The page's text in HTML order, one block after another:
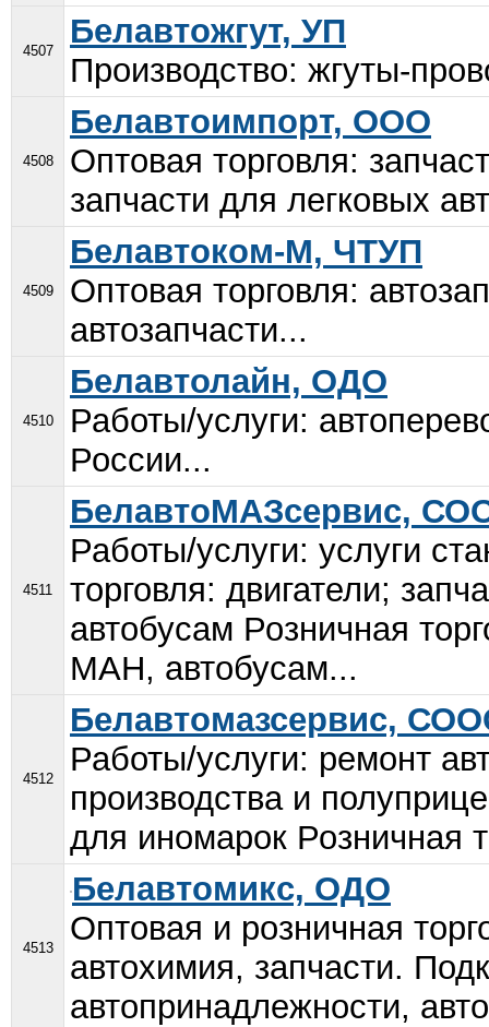
4507
Белавтожгут, УП
Производство: жгуты-
4508
Белавтоимпорт, ООО
Оптовая торговля:
запчасти для легковых
4509
Белавтоком-М, ЧТУП
Оптовая торговля:
автозапчасти...
4510
Белавтолайн, ОДО
Работы/услуги:
России...
4511
БелавтоМАЗсервис,
Работы/услуги: услуги
торговля: двигатели;
автобусам Розничная
МАН, автобусам...
4512
Белавтомазсервис,
Работы/услуги: ремонт
производства и
для иномарок Розничная
4513
Белавтомикс, ОДО
Оптовая и розничная
автохимия, запчасти.
автопринадлежности,